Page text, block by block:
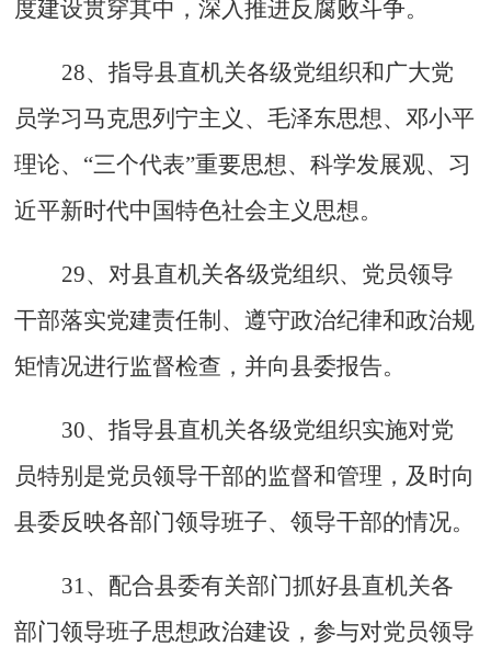
度建设贯穿其中，深入推进反腐败斗争。
28、指导县直机关各级党组织和广大党
员学习马克思列宁主义、毛泽东思想、邓小平
理论、“三个代表”重要思想、科学发展观、习
近平新时代中国特色社会主义思想。
29、对县直机关各级党组织、党员领导
干部落实党建责任制、遵守政治纪律和政治规
矩情况进行监督检查，并向县委报告。
30、指导县直机关各级党组织实施对党
员特别是党员领导干部的监督和管理，及时向
县委反映各部门领导班子、领导干部的情况。
31、配合县委有关部门抓好县直机关各
部门领导班子思想政治建设，参与对党员领导